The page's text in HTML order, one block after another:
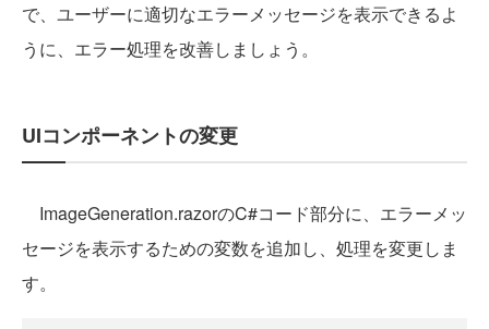
で、ユーザーに適切なエラーメッセージを表示できるよ
うに、エラー処理を改善しましょう。
UIコンポーネントの変更
ImageGeneration.razorのC#コード部分に、エラーメッ
セージを表示するための変数を追加し、処理を変更しま
す。